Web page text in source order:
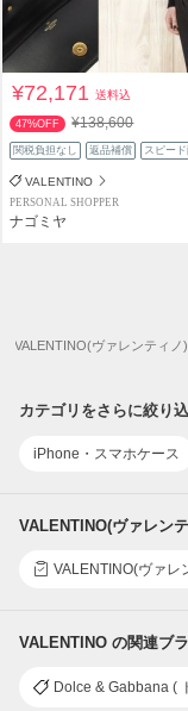
¥72,171送料込
47%OFF ¥138,600
関税負担なし 返品補償 スピー
VALENTINO
PERSONAL SHOPPER
ナゴミヤ
VALENTINO(ヴァレンティノ
カテゴリをさらに絞り
iPhone・スマホケース
VALENTINO(ヴァレン
VALENTINO(ヴァレ
VALENTINO の関連ブ
Dolce & Gabbana (